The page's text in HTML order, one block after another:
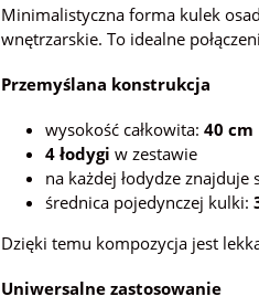
Minimalistyczna forma kulek
wnętrzarskie. To idealne
Przemyślana konstrukcja
wysokość całkowita: 40 cm
4 łodygi w zestawie
na każdej łodydze znajduje
średnica pojedynczej kulki:
Dzięki temu kompozycja jest
Uniwersalne zastosowanie